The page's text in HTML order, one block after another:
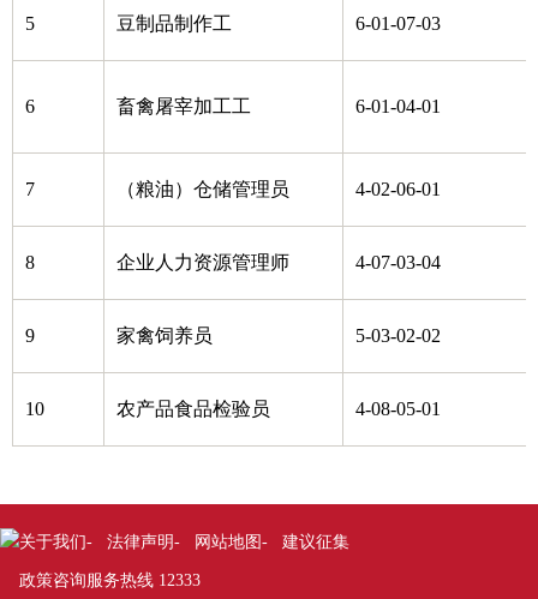
5 豆制品制作工 6-01-07-03
6 畜禽屠宰加工工 6-01-04-01
7 （粮油）仓储管理员 4-02-06-01
8 企业人力资源管理师 4-07-03-04
9 家禽饲养员 5-03-02-02
10 农产品食品检验员 4-08-05-01
关于我们- 法律声明- 网站地图 - 建议征集
政策咨询服务热线 12333